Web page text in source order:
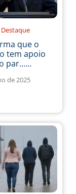
Destaque
que o
tem apoio
par......
de 2025